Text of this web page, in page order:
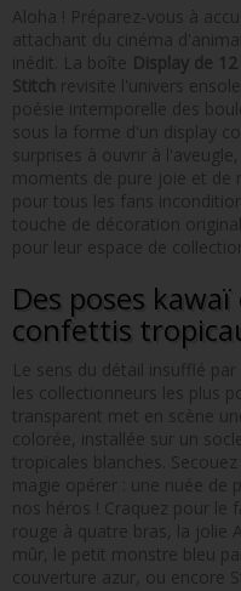
Aloha ! Préparez-vous à
attachant du cinéma
inédit. La boîte Display de
Stitch revisite l'univers
poésie intemporelle des
sous la forme d'un display
surprises à ouvrir à
moments de pure joie et de
pour tous les fans
touche de décoration
pour leur espace de
Des poses
confettis
Le sens du détail insufflé
les collectionneurs les plus
transparent met en scène
colorée, installée sur un
tropicales blanches.
magie opérer : une nuée de
nos héros ! Craquez pour le
rouge à quatre bras, la jolie
mûr, le petit monstre bleu
couverture azur, ou encore